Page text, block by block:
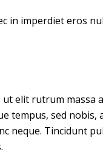
in imperdiet eros
elit rutrum massa
tempus, sed
neque. Tincidunt